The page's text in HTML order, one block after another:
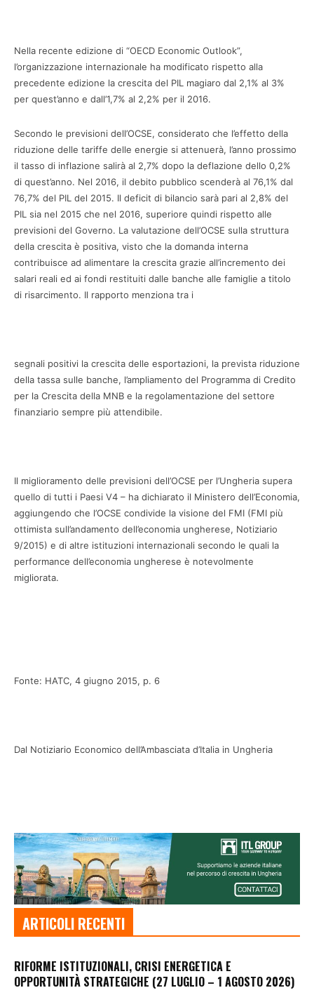
Nella recente edizione di “OECD Economic Outlook”,
l’organizzazione internazionale ha modificato rispetto alla
precedente edizione la crescita del PIL magiaro dal 2,1% al 3%
per quest’anno e dall’1,7% al 2,2% per il 2016.
Secondo le previsioni dell’OCSE, considerato che l’effetto della
riduzione delle tariffe delle energie si attenuerà, l’anno prossimo
il tasso di inflazione salirà al 2,7% dopo la deflazione dello 0,2%
di quest’anno. Nel 2016, il debito pubblico scenderà al 76,1% dal
76,7% del PIL del 2015. Il deficit di bilancio sarà pari al 2,8% del
PIL sia nel 2015 che nel 2016, superiore quindi rispetto alle
previsioni del Governo. La valutazione dell’OCSE sulla struttura
della crescita è positiva, visto che la domanda interna
contribuisce ad alimentare la crescita grazie all’incremento dei
salari reali ed ai fondi restituiti dalle banche alle famiglie a titolo
di risarcimento. Il rapporto menziona tra i
segnali positivi la crescita delle esportazioni, la prevista riduzione
della tassa sulle banche, l’ampliamento del Programma di Credito
per la Crescita della MNB e la regolamentazione del settore
finanziario sempre più attendibile.
Il miglioramento delle previsioni dell’OCSE per l’Ungheria supera
quello di tutti i Paesi V4 – ha dichiarato il Ministero dell’Economia,
aggiungendo che l’OCSE condivide la visione del FMI (FMI più
ottimista sull’andamento dell’economia ungherese, Notiziario
9/2015) e di altre istituzioni internazionali secondo le quali la
performance dell’economia ungherese è notevolmente
migliorata.
Fonte: HATC, 4 giugno 2015, p. 6
Dal Notiziario Economico dell’Ambasciata d’Italia in Ungheria
ARTICOLI RECENTI
RIFORME ISTITUZIONALI, CRISI ENERGETICA E
OPPORTUNITÀ STRATEGICHE (27 LUGLIO – 1 AGOSTO 2026)